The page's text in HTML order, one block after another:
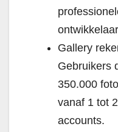
Gallery
Gebruikers
350.000
vanaf 1 tot
accounts.